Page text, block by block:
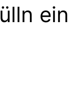
ein